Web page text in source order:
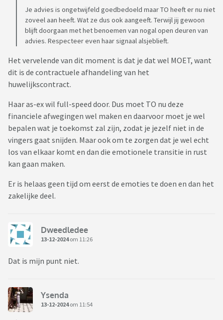
Je advies is ongetwijfeld goedbedoeld maar TO heeft er nu niet
zoveel aan heeft. Wat ze dus ook aangeeft. Terwijl jij gewoon
blijft doorgaan met het benoemen van nogal open deuren van
advies. Respecteer even haar signaal alsjeblieft.
Het vervelende van dit moment is dat je dat wel MOET, want
dit is de contractuele afhandeling van het
huwelijkscontract.
Haar as-ex wil full-speed door. Dus moet TO nu deze
financiele afwegingen wel maken en daarvoor moet je wel
bepalen wat je toekomst zal zijn, zodat je jezelf niet in de
vingers gaat snijden. Maar ook om te zorgen dat je wel echt
los van elkaar komt en dan die emotionele transitie in rust
kan gaan maken.
Er is helaas geen tijd om eerst de emoties te doen en dan het
zakelijke deel.
Dweedledee
13-12-2024om 11:26
Dat is mijn punt niet.
Ysenda
13-12-2024om 11:54